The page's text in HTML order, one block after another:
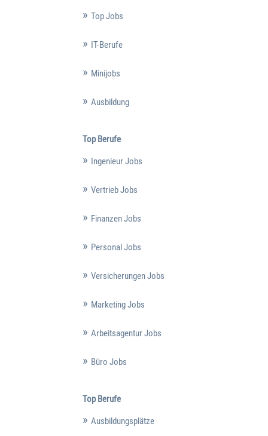
Top Jobs
IT-Berufe
Minijobs
Ausbildung
Top Berufe
Ingenieur Jobs
Vertrieb Jobs
Finanzen Jobs
Personal Jobs
Versicherungen Jobs
Marketing Jobs
Arbeitsagentur Jobs
Büro Jobs
Top Berufe
Ausbildungsplätze